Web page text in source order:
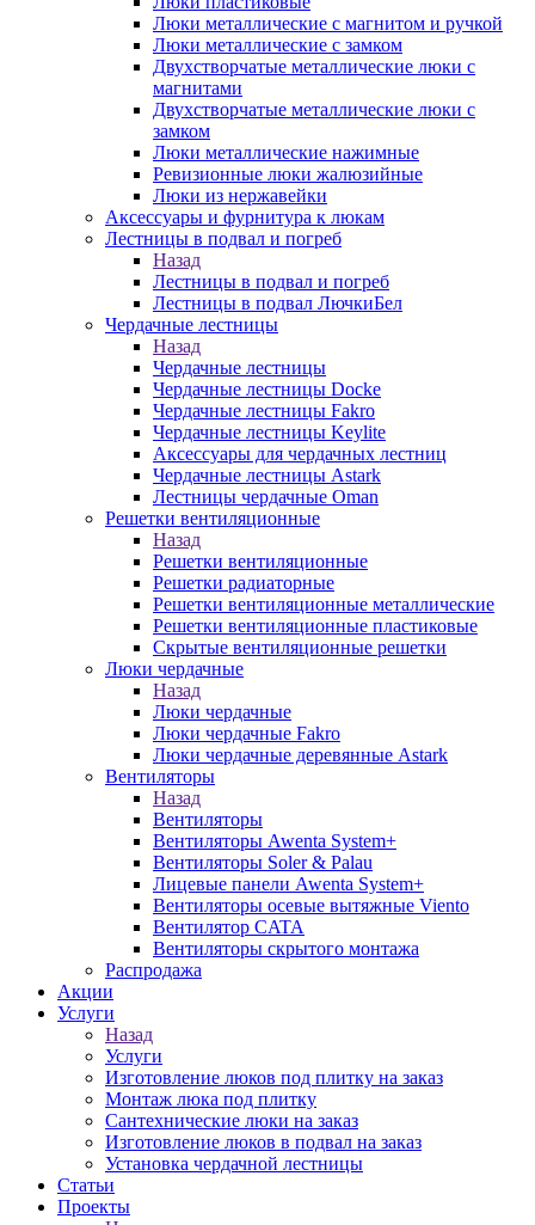
Люки металлические с магнитом и ручкой
Люки металлические с замком
Двухстворчатые металлические люки с
магнитами
Двухстворчатые металлические люки с
замком
Люки металлические нажимные
Ревизионные люки жалюзийные
Люки из нержавейки
Аксессуары и фурнитура к люкам
Лестницы в подвал и погреб
Назад
Лестницы в подвал и погреб
Лестницы в подвал ЛючкиБел
Чердачные лестницы
Назад
Чердачные лестницы
Чердачные лестницы Docke
Чердачные лестницы Fakro
Чердачные лестницы Keylite
Аксессуары для чердачных лестниц
Чердачные лестницы Astark
Лестницы чердачные Oman
Решетки вентиляционные
Назад
Решетки вентиляционные
Решетки радиаторные
Решетки вентиляционные металлические
Решетки вентиляционные пластиковые
Скрытые вентиляционные решетки
Люки чердачные
Назад
Люки чердачные
Люки чердачные Fakro
Люки чердачные деревянные Astark
Вентиляторы
Назад
Вентиляторы
Вентиляторы Awenta System+
Вентиляторы Soler & Palau
Лицевые панели Awenta System+
Вентиляторы осевые вытяжные Viento
Вентилятор CATA
Вентиляторы скрытого монтажа
Распродажа
Акции
Услуги
Назад
Услуги
Изготовление люков под плитку на заказ
Монтаж люка под плитку
Сантехнические люки на заказ
Изготовление люков в подвал на заказ
Установка чердачной лестницы
Статьи
Проекты